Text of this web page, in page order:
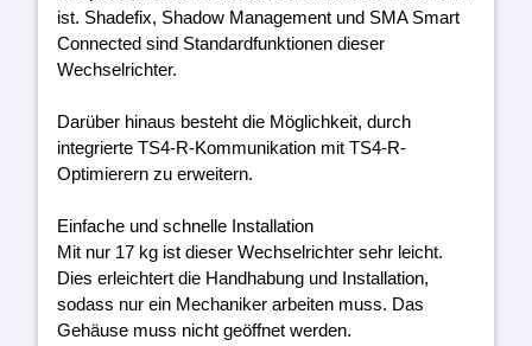
ist. Shadefix, Shadow Management und SMA Smart
Connected sind Standardfunktionen dieser
Wechselrichter.
Darüber hinaus besteht die Möglichkeit, durch
integrierte TS4-R-Kommunikation mit TS4-R-
Optimierern zu erweitern.
Einfache und schnelle Installation
Mit nur 17 kg ist dieser Wechselrichter sehr leicht.
Dies erleichtert die Handhabung und Installation,
sodass nur ein Mechaniker arbeiten muss. Das
Gehäuse muss nicht geöffnet werden.